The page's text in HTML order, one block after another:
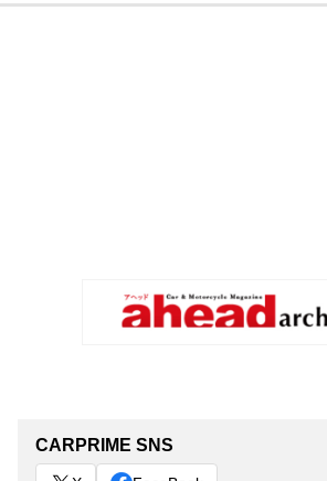
CARPRIME SNS